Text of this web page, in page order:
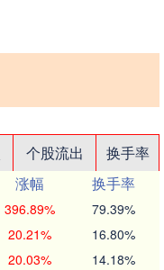
个股流出
换手率
涨幅
换手率
396.89% 79.39%
20.21% 16.80%
20.03% 14.18%